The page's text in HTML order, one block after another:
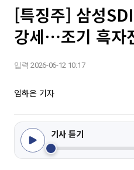
[특징주] 삼성
강세⋯조기 흑자
입력 2026-06-12 10:17
임하은 기자
기사 듣기